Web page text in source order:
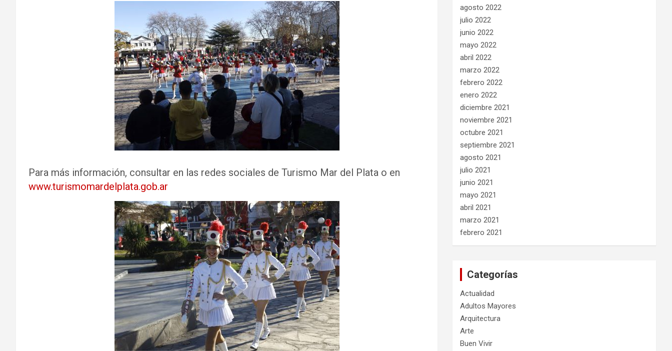
Para más información, consultar en las redes sociales de Turismo Mar del Plata o en
www.turismomardelplata.gob.ar
agosto 2022
julio 2022
junio 2022
mayo 2022
abril 2022
marzo 2022
febrero 2022
enero 2022
diciembre 2021
noviembre 2021
octubre 2021
septiembre 2021
agosto 2021
julio 2021
junio 2021
mayo 2021
abril 2021
marzo 2021
febrero 2021
Categorías
Actualidad
Adultos Mayores
Arquitectura
Arte
Buen Vivir